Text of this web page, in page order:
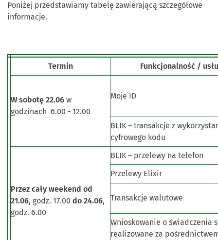
Poniżej przedstawiamy tabelę zawierającą szczegółowe
informacje.
Termin Funkcjonalność /
W sobotę 22.06 w
godzinach 6.00 - 12.00
Moje ID
BLIK – transakcje z
cyfrowego kodu
Przez cały weekend od
21.06, godz. 17.00 do 24.06,
godz. 6.00
BLIK – przelewy na telefon
Przelewy Elixir
Transakcje walutowe
Wnioskowanie o świadczenia
realizowane za